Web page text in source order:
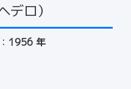
デロ）
1956 年